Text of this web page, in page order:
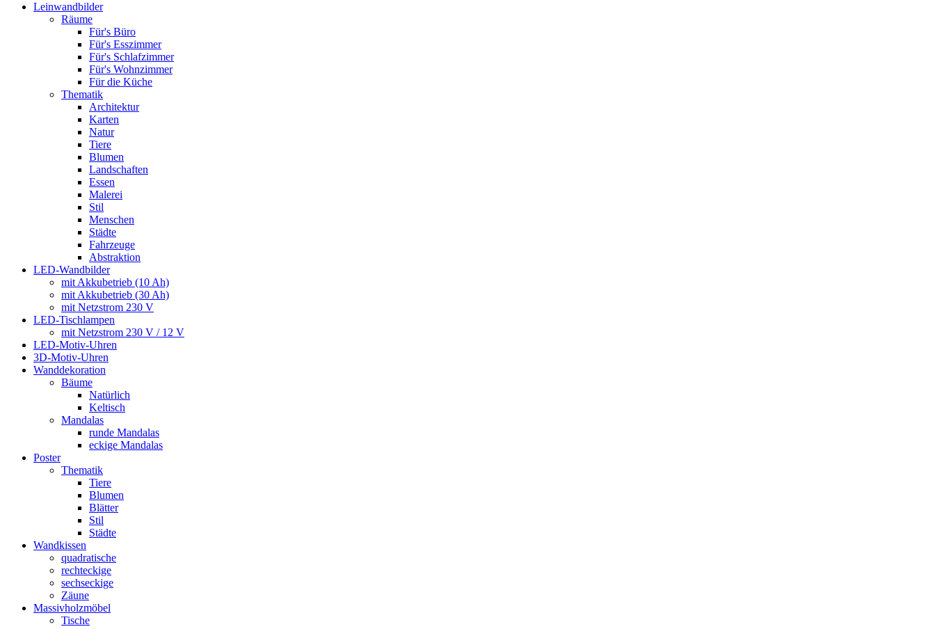
Leinwandbilder
Räume
Für's Büro
Für's Esszimmer
Für's Schlafzimmer
Für's Wohnzimmer
Für die Küche
Thematik
Architektur
Karten
Natur
Tiere
Blumen
Landschaften
Essen
Malerei
Stil
Menschen
Städte
Fahrzeuge
Abstraktion
LED-Wandbilder
mit Akkubetrieb (10 Ah)
mit Akkubetrieb (30 Ah)
mit Netzstrom 230 V
LED-Tischlampen
mit Netzstrom 230 V / 12 V
LED-Motiv-Uhren
3D-Motiv-Uhren
Wanddekoration
Bäume
Natürlich
Keltisch
Mandalas
runde Mandalas
eckige Mandalas
Poster
Thematik
Tiere
Blumen
Blätter
Stil
Städte
Wandkissen
quadratische
rechteckige
sechseckige
Zäune
Massivholzmöbel
Tische